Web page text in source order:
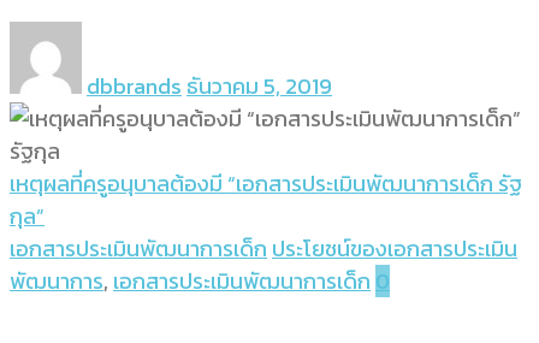
dbbrands ธันวาคม 5, 2019
เหตุผลที่ครูอนุบาลต้องมี “เอกสารประเมินพัฒนาการเด็ก รัฐ
กุล”
เอกสารประเมินพัฒนาการเด็ก ประโยชน์ของเอกสารประเมิน
พัฒนาการ, เอกสารประเมินพัฒนาการเด็ก 0